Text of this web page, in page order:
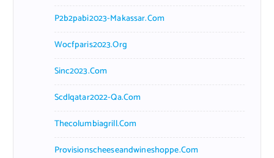
P2b2pabi2023-Makassar.com
Wocfparis2023.org
Sinc2023.com
Scdlqatar2022-Qa.com
Thecolumbiagrill.com
Provisionscheeseandwineshoppe.com